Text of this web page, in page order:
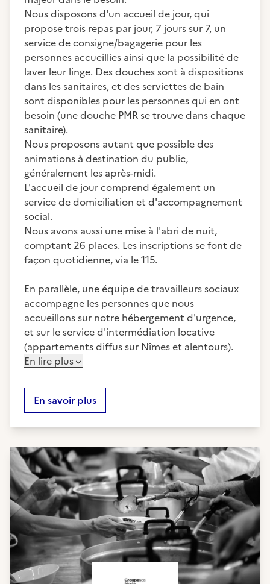
Nous disposons d'un accueil de jour, qui
propose trois repas par jour, 7 jours sur 7, un
service de consigne/bagagerie pour les
personnes accueillies ainsi que la possibilité de
laver leur linge. Des douches sont à dispositions
dans les sanitaires, et des serviettes de bain
sont disponibles pour les personnes qui en ont
besoin (une douche PMR se trouve dans chaque
sanitaire).
Nous proposons autant que possible des
animations à destination du public,
généralement les après-midi.
L'accueil de jour comprend également un
service de domiciliation et d'accompagnement
social.
Nous avons aussi une mise à l'abri de nuit,
comptant 26 places. Les inscriptions se font de
façon quotidienne, via le 115.
En parallèle, une équipe de travailleurs sociaux
accompagne les personnes que nous
accueillons sur notre hébergement d'urgence,
et sur le service d'intermédiation locative
(appartements diffus sur Nîmes et alentours).
En lire plus
En savoir plus